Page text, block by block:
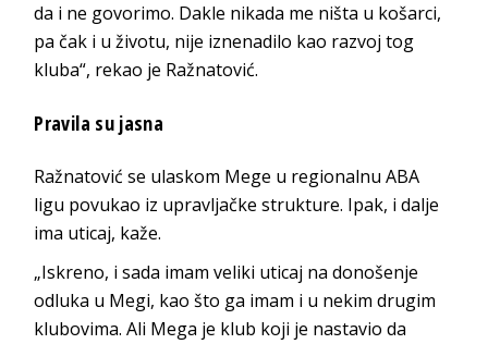
da i ne govorimo. Dakle nikada me ništa u košarci,
pa čak i u životu, nije iznenadilo kao razvoj tog
kluba“, rekao je Ražnatović.
Pravila su jasna
Ražnatović se ulaskom Mege u regionalnu ABA
ligu povukao iz upravljačke strukture. Ipak, i dalje
ima uticaj, kaže.
„Iskreno, i sada imam veliki uticaj na donošenje
odluka u Megi, kao što ga imam i u nekim drugim
klubovima. Ali Mega je klub koji je nastavio da